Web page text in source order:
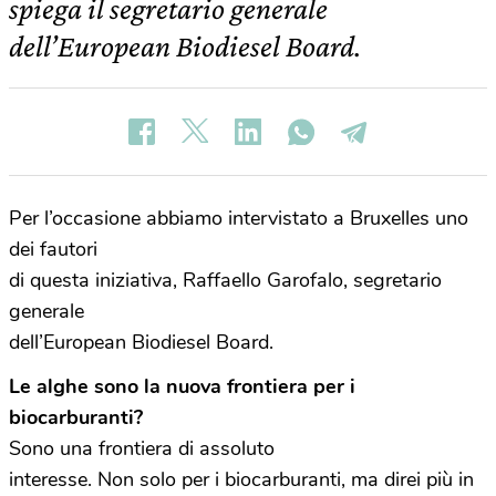
spiega il segretario generale
dell’European Biodiesel Board.
Per l’occasione abbiamo intervistato a Bruxelles uno
dei fautori
di questa iniziativa, Raffaello Garofalo, segretario
generale
dell’European Biodiesel Board.
Le alghe sono la nuova frontiera per i
biocarburanti?
Sono una frontiera di assoluto
interesse. Non solo per i biocarburanti, ma direi più in